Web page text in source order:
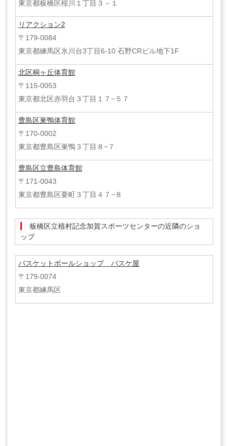
東京都板橋区桜川１丁目３－１
リアクション2
〒179-0084
東京都練馬区氷川台3丁目6-10 石野CRビル地下1F
北区桐ヶ丘体育館
〒115-0053
東京都北区赤羽台３丁目１７−５７
豊島区巣鴨体育館
〒170-0002
東京都豊島区巣鴨３丁目８−７
豊島区立豊島体育館
〒171-0043
東京都豊島区要町３丁目４７−８
板橋区立植村記念加賀スポーツセンターの近隣のショ
ップ
バスケットボールショップ バスケ屋
〒179-0074
東京都練馬区